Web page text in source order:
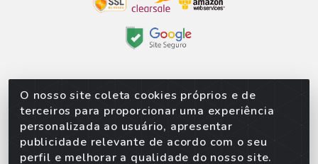
O nosso site coleta cookies próprios e de
terceiros para proporcionar uma experiência
personalizada ao usuário, apresentar
publicidade relevante de acordo com o seu
perfil e melhorar a qualidade do nosso site.
Sorpan - Rodovia dos Imigrantes, Lote 06, São
Matheus, Várzea Grande/MT – CEP 78152-135 -
CNPJ 02.623.537/0010-24